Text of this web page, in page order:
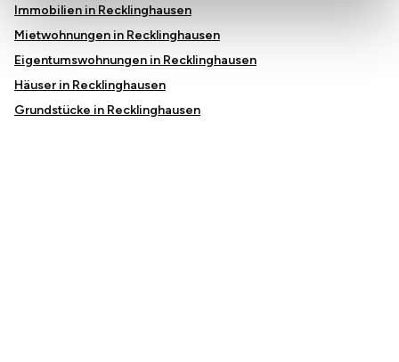
Immobilien in Recklinghausen
Mietwohnungen in Recklinghausen
Eigentumswohnungen in Recklinghausen
Häuser in Recklinghausen
Grundstücke in Recklinghausen